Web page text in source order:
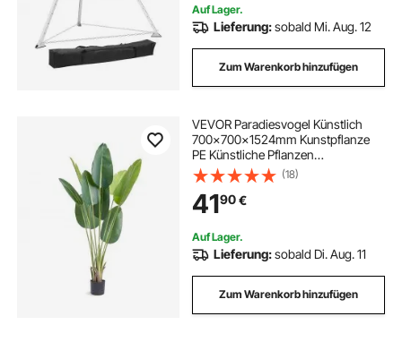
Auf Lager.
Lieferung:sobald Mi. Aug. 12
Zum Warenkorb hinzufügen
VEVOR Paradiesvogel Künstlich
700x700x1524mm Kunstpflanze
PE Künstliche Pflanzen
Plastikpflanzen im Topf Kunstblume
Geruchslos Wasserdicht Ideale
Dekoration für Schlafzimmer
Arbeitszimmer Wohnzimmer
(18)
4190€
Auf Lager.
Lieferung:sobald Di. Aug. 11
Zum Warenkorb hinzufügen